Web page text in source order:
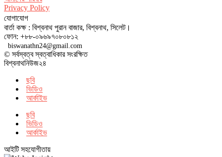
Privacy Policy
যোগাযোগ
বার্তা কক্ষ : বিশ্বনাথ পুরান বাজার, বিশ্বনাথ, সিলেট।
ফোন: +৮৮-০৯৬৯৭০৮০৮১২
biswanathn24@gmail.com
© সর্বস্বত্ব স্বত্বাধিকার সংরক্ষিত
বিশ্বনাথনিউজ২৪
ছবি
ভিডিও
আর্কাইভ
ছবি
ভিডিও
আর্কাইভ
আইটি সহযোগীতায়